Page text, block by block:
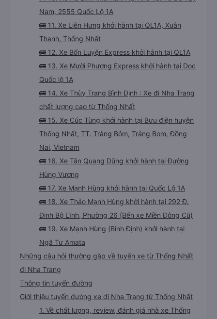
Nam, 2555 Quốc Lộ 1A
🚌 11. Xe Liên Hưng khởi hành tại QL1A, Xuân
Thạnh, Thống Nhất
🚌 12. Xe Bốn Luyện Express khởi hành tại QL1A
🚌 13. Xe Mười Phương Express khởi hành tại Dọc
Quốc lộ 1A
🚌 14. Xe Thùy Trang Bình Định : Xe đi Nha Trang
chất lượng cao từ Thống Nhất
🚌 15. Xe Cúc Tùng khởi hành tại Bưu điện huyện
Thống Nhất, TT. Tràng Bỏm, Trảng Bom, Đồng
Nai, Vietnam
🚌 16. Xe Tân Quang Dũng khởi hành tại Đường
Hùng Vương
🚌 17. Xe Mạnh Hùng khởi hành tại Quốc Lộ 1A
🚌 18. Xe Thảo Mạnh Hùng khởi hành tại 292 Đ.
Đinh Bộ Lĩnh, Phường 26 (Bến xe Miền Đông Cũ)
🚌 19. Xe Mạnh Hùng (Bình Định) khởi hành tại
Ngã Tư Amata
Những câu hỏi thường gặp về tuyến xe từ Thống Nhất
đi Nha Trang
Thông tin tuyến đường
Giới thiệu tuyến đường xe đi Nha Trang từ Thống Nhất
1. Về chất lượng, review, đánh giá nhà xe Thống